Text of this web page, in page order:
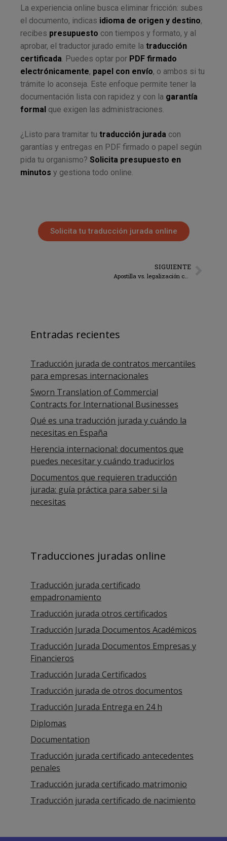
La experiencia online busca eliminar fricción: subes
el documento, indicas idioma de origen y destino,
recibes presupuesto con tiempos y formato, y al
aprobar, el traductor jurado emite la traducción
certificada . Puedes optar por PDF firmado
electrónicamente, papel con envío, o ambos si tu
trámite lo aconseja. Este enfoque permite tener la
documentación lista con rapidez y con la garantía
formal que exigen las administraciones.
¿Listo para tramitar tu traducción jurada con
garantías y entregas en PDF firmado o papel según
pida tu organismo? Solicita presupuesto en
minutos y gestiona todo online.
Solicita tu traducción jurada online
SIGUIENTE
Apostilla vs. legalización consular
Entradas recientes
Traducción jurada de contratos mercantiles
para empresas internacionales
Sworn Translation of Commercial
Contracts for International Businesses
Qué es una traducción jurada y cuándo la
necesitas en España
Herencia internacional: documentos que
puedes necesitar y cuándo traducirlos
Documentos que requieren traducción
jurada: guía práctica para saber si la
necesitas
Traducciones juradas online
Traducción jurada certificado
empadronamiento
Traducción jurada otros certificados
Traducción Jurada Documentos Académicos
Traducción Jurada Documentos Empresas y
Financieros
Traducción Jurada Certificados
Traducción jurada de otros documentos
Traducción Jurada Entrega en 24 h
Diplomas
Documentation
Traducción jurada certificado antecedentes
penales
Traducción jurada certificado matrimonio
Traducción jurada certificado de nacimiento